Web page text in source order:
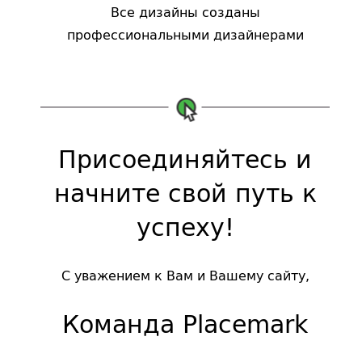
Все дизайны созданы
профессиональными дизайнерами
Присоединяйтесь и
начните свой путь к
успеху!
С уважением к Вам и Вашему сайту,
Команда Placemark